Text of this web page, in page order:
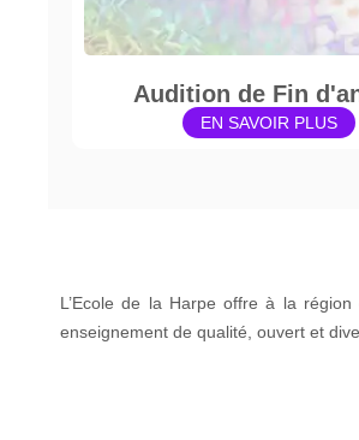
Audition de Fin
EN SAVOIR PLUS
L’Ecole de la Harpe offre à la
enseignement de qualité, ouvert et